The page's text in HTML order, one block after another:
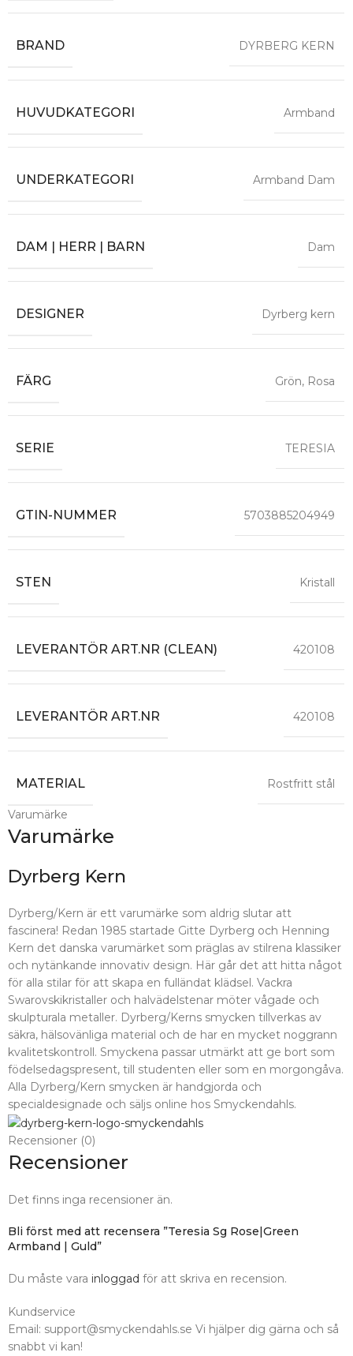
BRAND DYRBERG KERN
HUVUDKATEGORI Armband
UNDERKATEGORI Armband Dam
DAM | HERR | BARN Dam
DESIGNER Dyrberg kern
FÄRG Grön, Rosa
SERIE TERESIA
GTIN-NUMMER 5703885204949
STEN Kristall
LEVERANTÖR ART.NR (CLEAN) 420108
LEVERANTÖR ART.NR 420108
MATERIAL Rostfritt stål
Varumärke
Varumärke
Dyrberg Kern
Dyrberg/Kern är ett varumärke som aldrig slutar att
fascinera! Redan 1985 startade Gitte Dyrberg och Henning
Kern det danska varumärket som präglas av stilrena klassiker
och nytänkande innovativ design. Här går det att hitta något
för alla stilar för att skapa en fulländat klädsel. Vackra
Swarovskikristaller och halvädelstenar möter vågade och
skulpturala metaller. Dyrberg/Kerns smycken tillverkas av
säkra, hälsovänliga material och de har en mycket noggrann
kvalitetskontroll. Smyckena passar utmärkt att ge bort som
födelsedagspresent, till studenten eller som en morgongåva.
Alla Dyrberg/Kern smycken är handgjorda och
specialdesignade och säljs online hos Smyckendahls.
Recensioner (0)
Recensioner
Det finns inga recensioner än.
Bli först med att recensera ”Teresia Sg Rose|Green
Armband | Guld”
Du måste vara inloggad för att skriva en recension.
Kundservice
Email: support@smyckendahls.se Vi hjälper dig gärna och så
snabbt vi kan!